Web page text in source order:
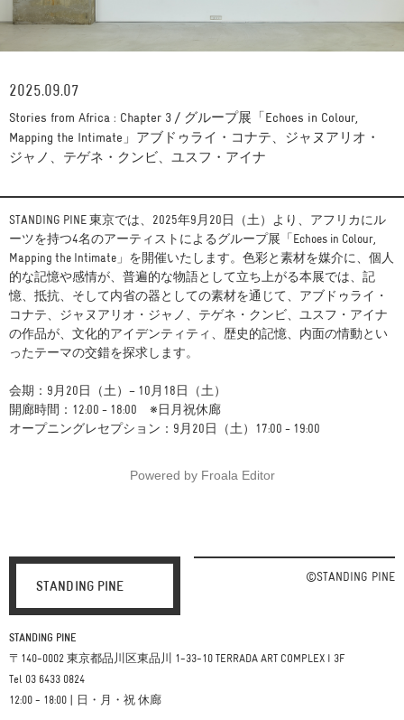
2025.09.07
Stories from Africa : Chapter 3 / グループ展「Echoes in Colour,
Mapping the Intimate」アブドゥライ・コナテ、ジャヌアリオ・
ジャノ、テゲネ・クンビ、ユスフ・アイナ
STANDING PINE 東京では、2025年9月20日（土）より、アフリカにル
ーツを持つ4名のアーティストによるグループ展「Echoes in Colour,
Mapping the Intimate」を開催いたします。色彩と素材を媒介に、個人
的な記憶や感情が、普遍的な物語として立ち上がる本展では、記
憶、抵抗、そして内省の器としての素材を通じて、アブドゥライ・
コナテ、ジャヌアリオ・ジャノ、テゲネ・クンビ、ユスフ・アイナ
の作品が、文化的アイデンティティ、歴史的記憶、内面の情動とい
ったテーマの交錯を探求します。
会期：9月20日（土）– 10月18日（土）
開廊時間：12:00 - 18:00 ※日月祝休廊
オープニングレセプション：9月20日（土）17:00 - 19:00
Powered by Froala Editor
STANDING PINE
STANDING PINE
〒140-0002 東京都品川区東品川 1-33-10 TERRADA ART COMPLEX I 3F
Tel 03 6433 0824
12:00 - 18:00 | 日・月・祝 休廊
©STANDING PINE